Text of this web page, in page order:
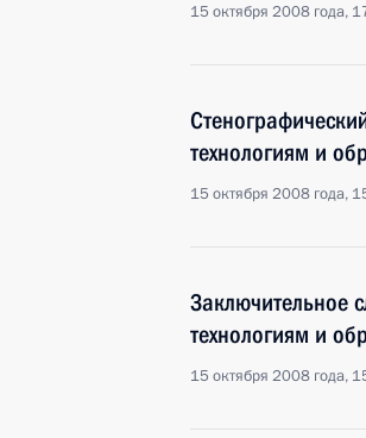
15 октября 2008 года,
технологиям и
15 октября 2008 года,
Заключительное
технологиям и
15 октября 2008 года,